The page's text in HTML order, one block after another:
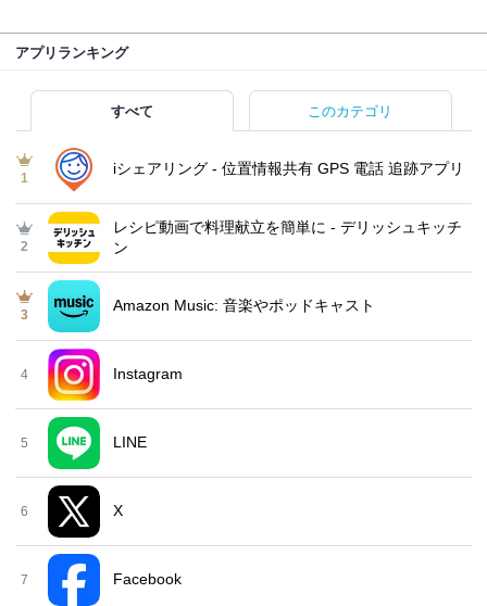
アプリランキング
すべて このカテゴリ
1
iシェアリング - 位置情報共有 GPS 電話 追跡アプリ
2
レシピ動画で料理献立を簡単‪に - デリッシュキッチ
ン
3
Amazon Music: 音楽やポッドキャスト
4 Instagram
5 LINE
6 X
7 Facebook